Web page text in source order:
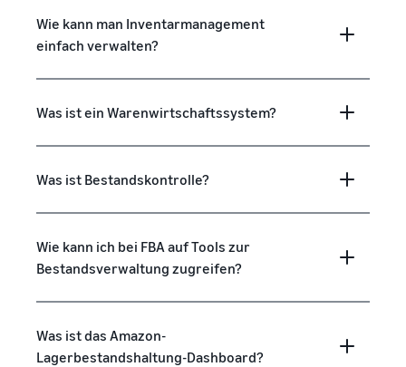
Wie kann man Inventarmanagement
einfach verwalten?
Was ist ein Warenwirtschaftssystem?
Was ist Bestandskontrolle?
Wie kann ich bei FBA auf Tools zur
Bestandsverwaltung zugreifen?
Was ist das Amazon-
Lagerbestandshaltung-Dashboard?